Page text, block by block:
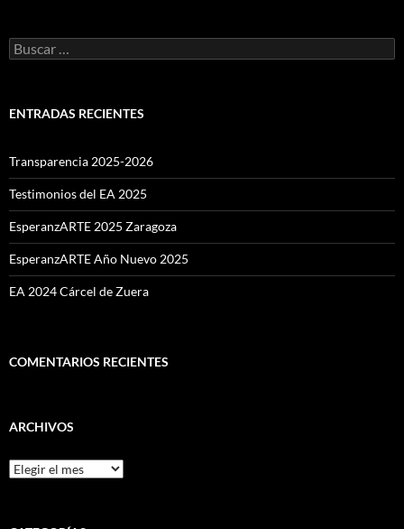
Buscar:
ENTRADAS RECIENTES
Transparencia 2025-2026
Testimonios del EA 2025
EsperanzARTE 2025 Zaragoza
EsperanzARTE Año Nuevo 2025
EA 2024 Cárcel de Zuera
COMENTARIOS RECIENTES
ARCHIVOS
Archivos